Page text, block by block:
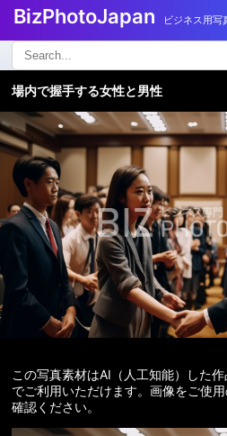
BizPhotoJapan ビジネス用写
検
索:
場内で握手する女性と男性
この写真素材はAI（人工知能）した
でご利用いただけます。画像をご使
確認ください。